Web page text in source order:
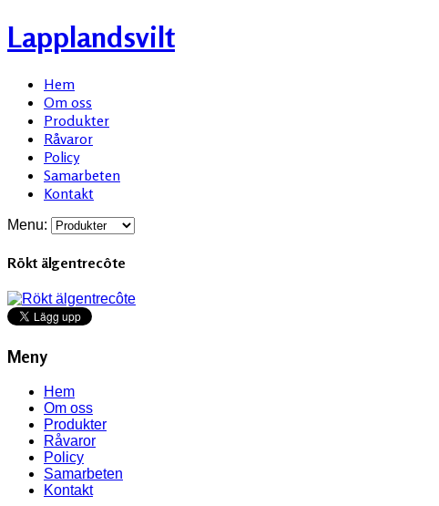
Lapplandsvilt
Hem
Om oss
Produkter
Råvaror
Policy
Samarbeten
Kontakt
Menu:
Rökt älgentrecôte
Meny
Hem
Om oss
Produkter
Råvaror
Policy
Samarbeten
Kontakt